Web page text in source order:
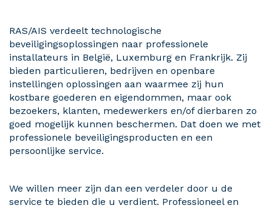
RAS/AIS verdeelt technologische
beveiligingsoplossingen naar professionele
installateurs in België, Luxemburg en Frankrijk. Zij
bieden particulieren, bedrijven en openbare
instellingen oplossingen aan waarmee zij hun
kostbare goederen en eigendommen, maar ook
bezoekers, klanten, medewerkers en/of dierbaren zo
goed mogelijk kunnen beschermen. Dat doen we met
professionele beveiligingsproducten en een
persoonlijke service.
We willen meer zijn dan een verdeler door u de
service te bieden die u verdient. Professioneel en